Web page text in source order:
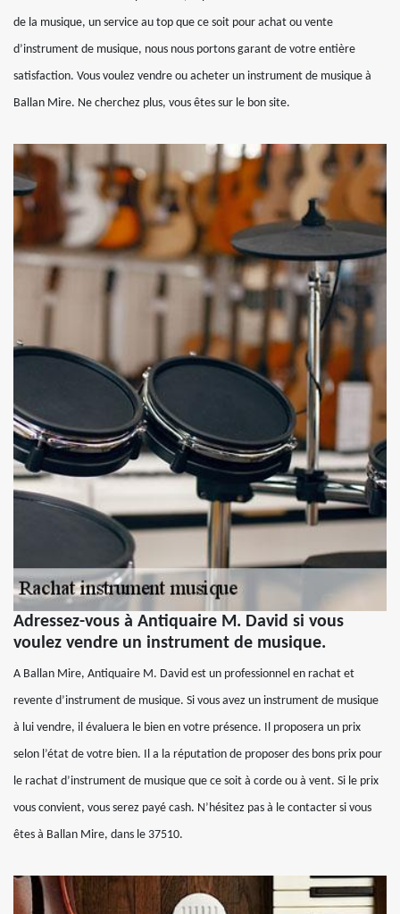
de la musique, un service au top que ce soit pour achat ou vente
d’instrument de musique, nous nous portons garant de votre entière
satisfaction. Vous voulez vendre ou acheter un instrument de musique à
Ballan Mire. Ne cherchez plus, vous êtes sur le bon site.
Adressez-vous à Antiquaire M. David si vous
voulez vendre un instrument de musique.
A Ballan Mire, Antiquaire M. David est un professionnel en rachat et
revente d’instrument de musique. Si vous avez un instrument de musique
à lui vendre, il évaluera le bien en votre présence. Il proposera un prix
selon l’état de votre bien. Il a la réputation de proposer des bons prix pour
le rachat d’instrument de musique que ce soit à corde ou à vent. Si le prix
vous convient, vous serez payé cash. N’hésitez pas à le contacter si vous
êtes à Ballan Mire, dans le 37510.